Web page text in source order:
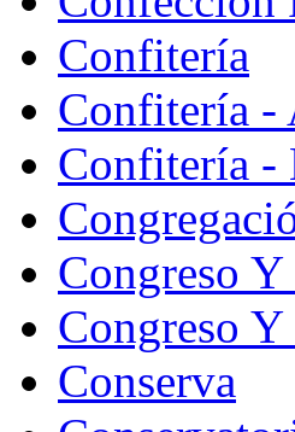
Confitería
Confitería -
Confitería -
Congreso
Congreso
Conserva